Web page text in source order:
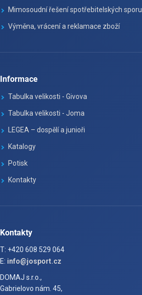
Mimosoudní řešení spotřebitelských sporu
Výměna, vrácení a reklamace zboží
Informace
Tabulka velikosti - Givova
Tabulka velikosti - Joma
LEGEA – dospělí a junioři
Katalogy
Potisk
Kontakty
Kontakty
T: +420 608 529 064
E: info@josport.cz
DOMAJ s.r.o.,
Gabrielovo nám. 45,